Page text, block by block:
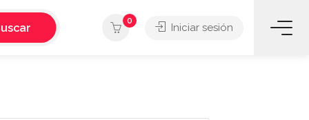
0
Iniciar sesión